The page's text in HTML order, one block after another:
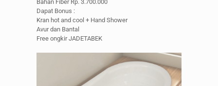
Bahan Fiber Rp. 3.700.000
Dapat Bonus :
Kran hot and cool + Hand Shower
Avur dan Bantal
Free ongkir JADETABEK